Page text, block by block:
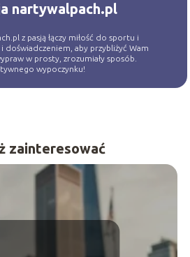
nartywalpach.pl
z pasją łączy miłość do sportu i
doświadczeniem, aby przybliżyć Wam
w prosty, zrozumiały sposób.
wypoczynku!
zainteresować